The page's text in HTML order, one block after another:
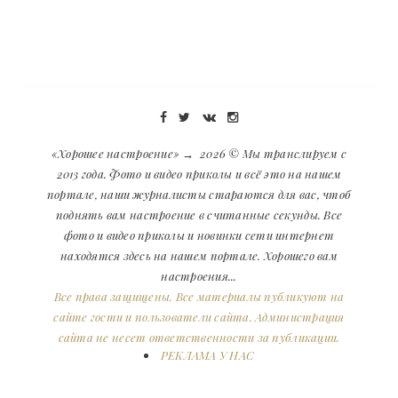
«Хорошее настроение» → 2026 © Мы транслируем с
2013 года. Фото и видео приколы и всё это на нашем
портале, наши журналисты стараются для вас, чтоб
поднять вам настроение в считанные секунды. Все
фото и видео приколы и новинки сети интернет
находятся здесь на нашем портале. Хорошего вам
настроения...
Все права защищены. Все материалы публикуют на
сайте гости и пользователи сайта. Администрация
сайта не несет ответственности за публикации.
РЕКЛАМА У НАС